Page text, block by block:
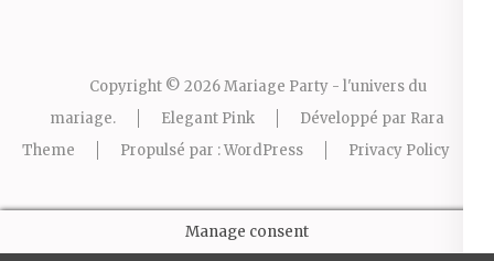
Copyright © 2026Mariage Party - l'univers du
mariage. Elegant Pink Développé par Rara
Theme
Propulsé par :WordPress Privacy Policy
Manage consent